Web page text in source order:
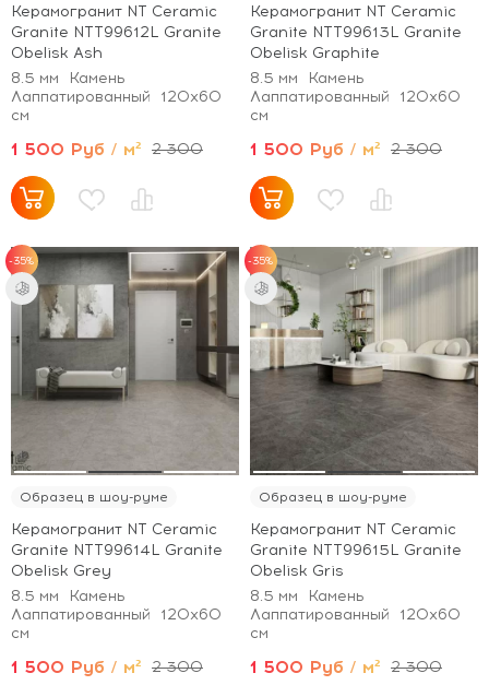
Керамогранит NT Ceramic
Granite NTT99612L Granite
Obelisk Ash
8.5 мм
Камень
Лаппатированный
120x60
см
1 500 Руб / м² 2 300
Керамогранит NT Ceramic
Granite NTT99613L Granite
Obelisk Graphite
8.5 мм
Камень
Лаппатированный
120x60
см
1 500 Руб / м² 2 300
-35%
Образец в шоу-руме
Керамогранит NT Ceramic
Granite NTT99614L Granite
Obelisk Grey
8.5 мм
Камень
Лаппатированный
120x60
см
1 500 Руб / м² 2 300
-35%
Образец в шоу-руме
Керамогранит NT Ceramic
Granite NTT99615L Granite
Obelisk Gris
8.5 мм
Камень
Лаппатированный
120x60
см
1 500 Руб / м² 2 300